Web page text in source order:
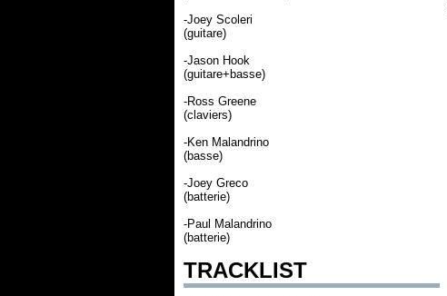
-Joey Scoleri
(guitare)
-Jason Hook
(guitare+basse)
-Ross Greene
(claviers)
-Ken Malandrino
(basse)
-Joey Greco
(batterie)
-Paul Malandrino
(batterie)
TRACKLIST